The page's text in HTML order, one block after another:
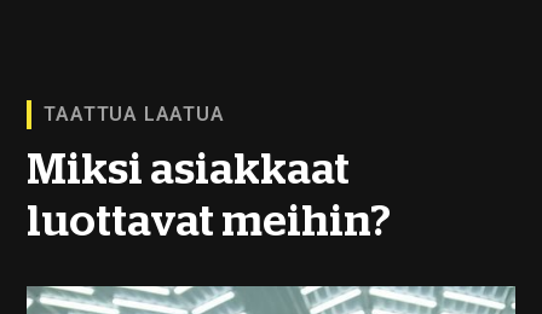
TAATTUA LAATUA
Miksi asiakkaat
luottavat meihin?